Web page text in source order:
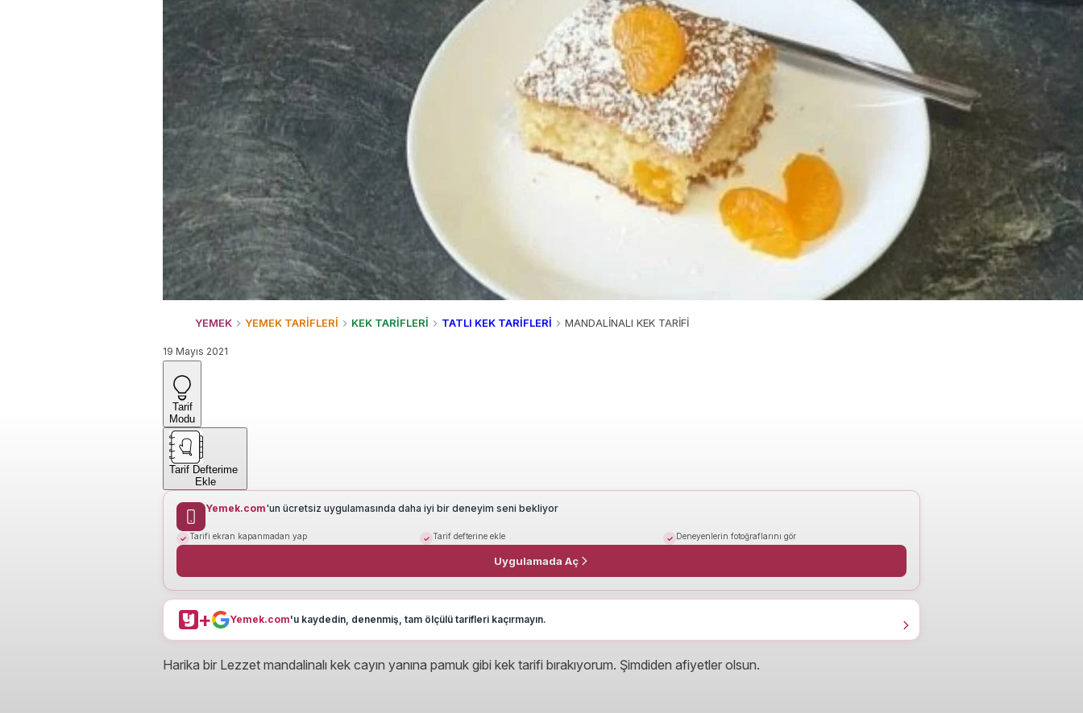
YEMEK YEMEK TARİFLERİ KEK TARİFLERİ TATLI KEK TARİFLERİ MANDALİNALI KEK TARİFİ
19 Mayıs 2021
Tarif
Modu
Tarif Defterime
Ekle
Yemek.com'un ücretsiz uygulamasında daha iyi bir deneyim seni bekliyor
Tarifi ekran kapanmadan yap Tarif defterine ekle Deneyenlerin fotoğraflarını gör
Uygulamada Aç
+ Yemek.com'u kaydedin, denenmiş, tam ölçülü tarifleri kaçırmayın.
Harika bir Lezzet mandalinalı kek cayın yanına pamuk gibi kek tarifi bırakıyorum. Şimdiden afiyetler olsun.